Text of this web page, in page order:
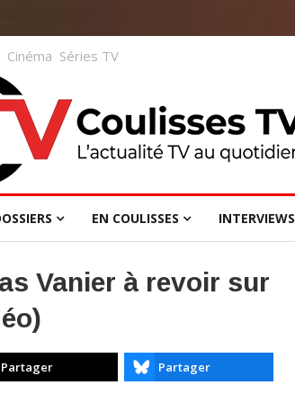
Cinéma Séries TV
EN COULISSES INTERVIEWS
Vanier à revoir sur
Partager Partager